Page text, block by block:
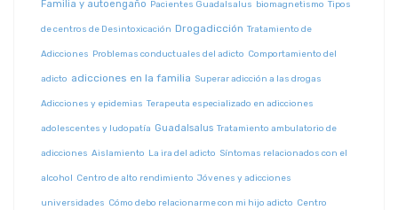
Familia y autoengaño Pacientes Guadalsalus biomagnetismo Tipos
de centros de Desintoxicación Drogadicción Tratamiento de
Adicciones Problemas conductuales del adicto Comportamiento del
adicto adicciones en la familia Superar adicción a las drogas
Adicciones y epidemias Terapeuta especializado en adicciones
adolescentes y ludopatía Guadalsalus Tratamiento ambulatorio de
adicciones Aislamiento La ira del adicto Síntomas relacionados con el
alcohol Centro de alto rendimiento Jóvenes y adicciones
universidades Cómo debo relacionarme con mi hijo adicto Centro